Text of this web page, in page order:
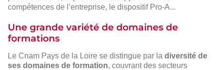
compétences de l’entreprise, le dispositif Pro-A...
Une grande variété de domaines de
formations
Le Cnam Pays de la Loire se distingue par la diversité de
ses domaines de formation, couvrant des secteurs